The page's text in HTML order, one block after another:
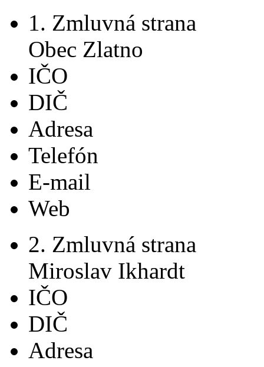
1. Zmluvná strana
Obec Zlatno
IČO
DIČ
Adresa
Telefón
E-mail
Web
2. Zmluvná strana
Miroslav Ikhardt
IČO
DIČ
Adresa